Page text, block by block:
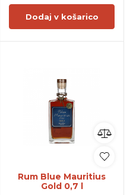
Dodaj v košarico
Rum Blue Mauritius
Gold 0,7 l